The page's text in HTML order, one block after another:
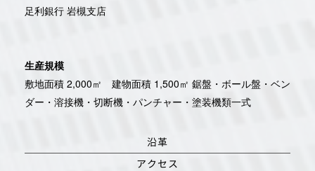
足利銀行 岩槻支店
生産規模
敷地面積 2,000㎡ 建物面積 1,500㎡ 鋸盤・ボール盤・ベン
ダー・溶接機・切断機・パンチャー・塗装機類一式
沿革
アクセス